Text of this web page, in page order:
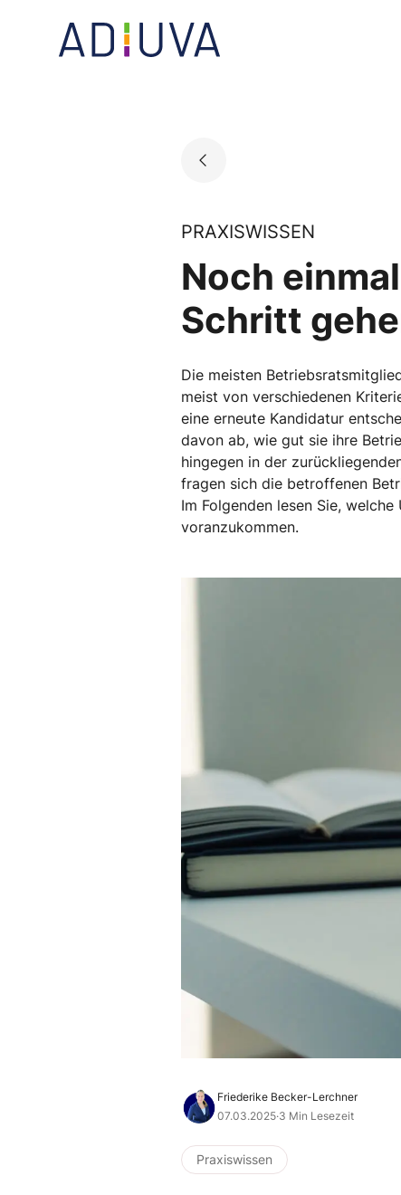
Go to landing page.
PRAXISWISSEN
Noch
Schritt
Die meisten
meist von verschiedenen
eine erneute Kandidatur
davon ab, wie gut sie ihre
hingegen in der
fragen sich die betroffenen
Im Folgenden lesen Sie,
voranzukommen.
Friederike Becker-Lerchner
07.03.2025·3 Min Lesezeit
Praxiswissen